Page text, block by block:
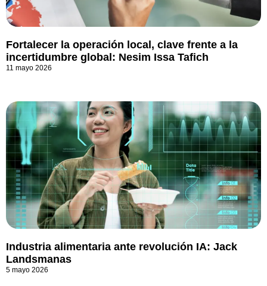
Fortalecer la operación local, clave frente a la
incertidumbre global: Nesim Issa Tafich
11 mayo 2026
Industria alimentaria ante revolución IA: Jack
Landsmanas
5 mayo 2026